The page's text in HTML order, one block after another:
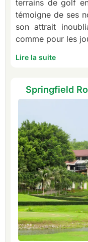
terrains de golf
témoigne de ses
son attrait
comme pour les
Lire la suite
Springfield